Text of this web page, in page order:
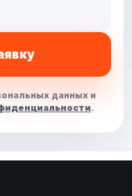
данных и
.